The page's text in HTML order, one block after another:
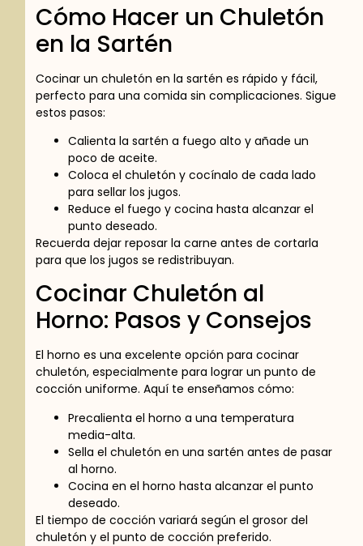
Cómo Hacer un Chuletón
en la Sartén
Cocinar un chuletón en la sartén es rápido y fácil,
perfecto para una comida sin complicaciones. Sigue
estos pasos:
Calienta la sartén a fuego alto y añade un
poco de aceite.
Coloca el chuletón y cocínalo de cada lado
para sellar los jugos.
Reduce el fuego y cocina hasta alcanzar el
punto deseado.
Recuerda dejar reposar la carne antes de cortarla
para que los jugos se redistribuyan.
Cocinar Chuletón al
Horno: Pasos y Consejos
El horno es una excelente opción para cocinar
chuletón, especialmente para lograr un punto de
cocción uniforme. Aquí te enseñamos cómo:
Precalienta el horno a una temperatura
media-alta.
Sella el chuletón en una sartén antes de pasar
al horno.
Cocina en el horno hasta alcanzar el punto
deseado.
El tiempo de cocción variará según el grosor del
chuletón y el punto de cocción preferido.